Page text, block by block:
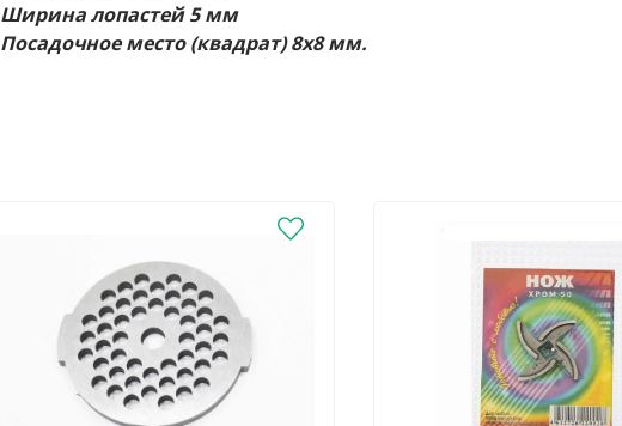
Ширина лопастей 5 мм
Посадочное место (квадрат) 8х8 мм.